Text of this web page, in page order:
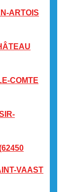
ARTOIS
COMTE
VAAST